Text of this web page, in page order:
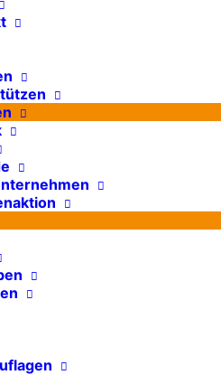
in
dem
Erdbeben in
Syrien im
Cap
Not-
für die
nach Aleppo